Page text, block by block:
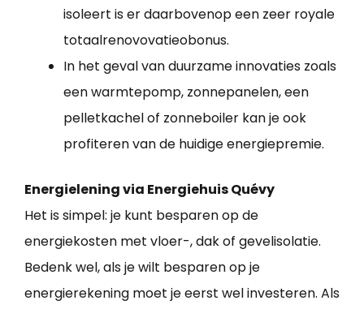
isoleert is er daarbovenop een zeer royale
totaalrenovovatieobonus.
In het geval van duurzame innovaties zoals
een warmtepomp, zonnepanelen, een
pelletkachel of zonneboiler kan je ook
profiteren van de huidige energiepremie.
Energielening via Energiehuis Quévy
Het is simpel: je kunt besparen op de
energiekosten met vloer-, dak of gevelisolatie.
Bedenk wel, als je wilt besparen op je
energierekening moet je eerst wel investeren. Als